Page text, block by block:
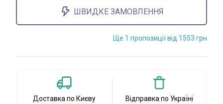
ШВИДКЕ ЗАМОВЛЕННЯ
Ще 1 пропозиції від 1553 грн
Доставка по Києву Відправка по Україні